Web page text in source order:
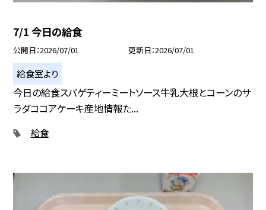
7/1 今日の給食
公開日 2026/07/01 更新日 2026/07/01
給食室より
今日の給食スパゲティーミートソース牛乳大根とコーンのサ
ラダココアケーキ産地情報た...
給食